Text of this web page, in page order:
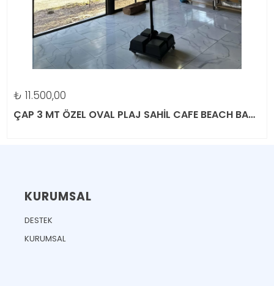
₺ 11.500,00
ÇAP 3 MT ÖZEL OVAL PLAJ SAHİL CAFE BEACH BAHÇE ŞEMSİYESİ
KURUMSAL
DESTEK
KURUMSAL